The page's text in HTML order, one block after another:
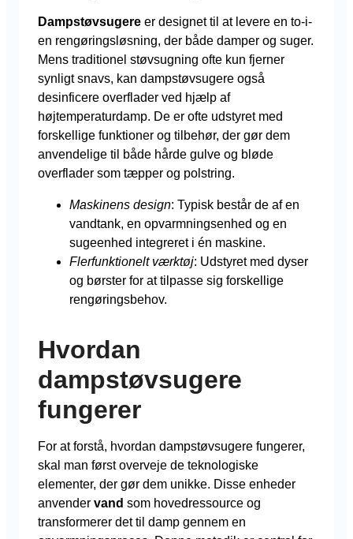
Dampstøvsugere er designet til at levere en to-i-
en rengøringsløsning, der både damper og suger.
Mens traditionel støvsugning ofte kun fjerner
synligt snavs, kan dampstøvsugere også
desinficere overflader ved hjælp af
højtemperaturdamp. De er ofte udstyret med
forskellige funktioner og tilbehør, der gør dem
anvendelige til både hårde gulve og bløde
overflader som tæpper og polstring.
Maskinens design: Typisk består de af en
vandtank, en opvarmningsenhed og en
sugeenhed integreret i én maskine.
Flerfunktionelt værktøj: Udstyret med dyser
og børster for at tilpasse sig forskellige
rengøringsbehov.
Hvordan
dampstøvsugere
fungerer
For at forstå, hvordan dampstøvsugere fungerer,
skal man først overveje de teknologiske
elementer, der gør dem unikke. Disse enheder
anvender vand som hovedressource og
transformerer det til damp gennem en